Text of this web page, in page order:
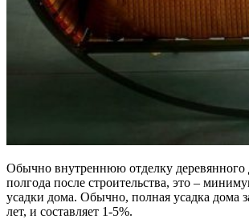
Обычно внутреннюю отделку деревянного
полгода после строительства, это –
усадки дома. Обычно, полная усадка дома
лет, и составляет 1-5%.